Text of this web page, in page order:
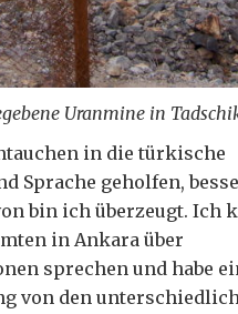
Uranmine in
in die türkische
Sprache geholfen,
bin ich überzeugt. Ich
in Ankara über
sprechen und habe
von den